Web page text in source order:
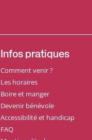
Infos pratiques
Comment venir ?
Les horaires
Boire et manger
Devenir bénévole
Accessibilité et handicap
FAQ